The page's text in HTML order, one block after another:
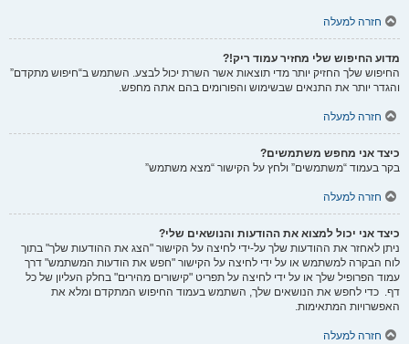
חזרה למעלה
מדוע החיפוש שלי מחזיר עמוד ריק!?
החיפוש שלך החזיק יותר מדי תוצאות אשר השרת יכול לבצע. השתמש ב“חיפוש מתקדם”
והגדר יותר את התנאים שבשימוש והפורומים בהם אתה מחפש.
חזרה למעלה
כיצד אני מחפש משתמשים?
בקר בעמוד “משתמשים” ולחץ על הקישור “מצא משתמש”
חזרה למעלה
כיצד אני יכול למצוא את ההודעות והנושאים שלי?
ניתן לאחזר את ההודעות שלך על-ידי לחיצה על הקישור "הצג את ההודעות שלך" בתוך
לוח הבקרה למשתמש או על ידי לחיצה על הקישור "חפש את הודעות המשתמש" דרך
עמוד הפרופיל שלך או על ידי לחיצה על תפריט "קישורים מהירים" בחלק העליון של כל
דף. כדי לחפש את הנושאים שלך, השתמש בעמוד החיפוש המתקדם ומלא את
האפשרויות המתאימות.
חזרה למעלה